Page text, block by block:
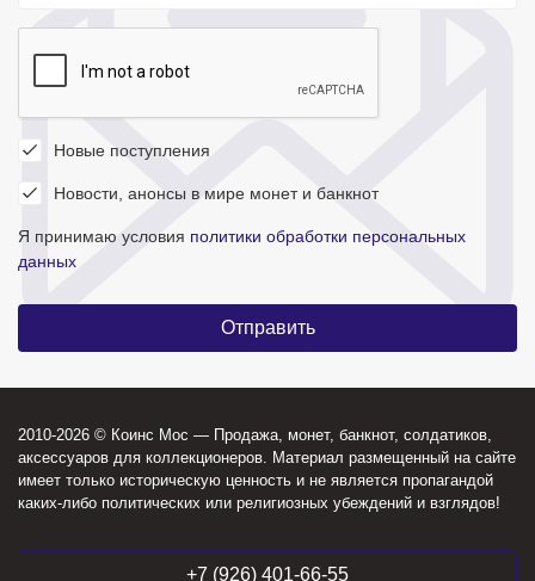
Новые поступления
Новости, анонсы в мире монет и банкнот
Я принимаю условия политики обработки персональных
данных
2010-2026 © Коинс Мос — Продажа, монет, банкнот, солдатиков,
аксессуаров для коллекционеров. Материал размещенный на сайте
имеет только историческую ценность и не является пропагандой
каких-либо политических или религиозных убеждений и взглядов!
+7 (926) 401-66-55